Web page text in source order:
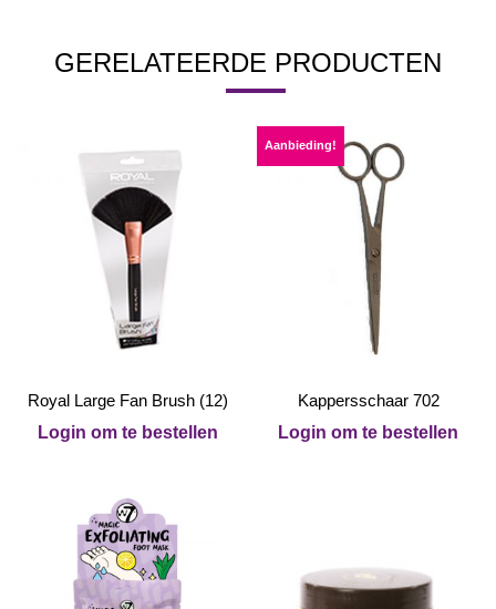
GERELATEERDE PRODUCTEN
Royal Large Fan Brush (12)
Login om te bestellen
Aanbieding!
Kappersschaar 702
Login om te bestellen